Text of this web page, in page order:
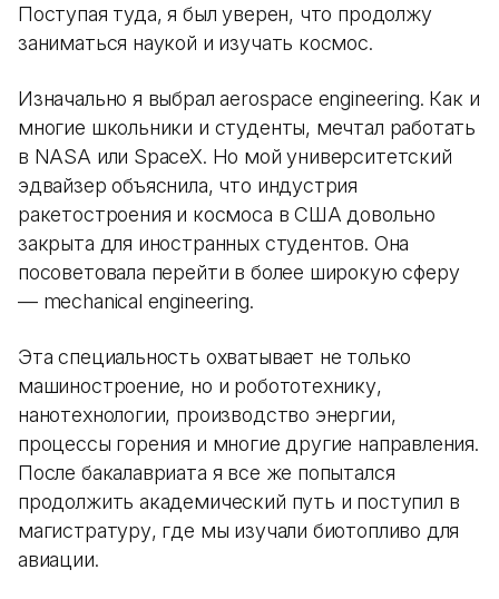
Поступая туда, я был уверен, что продолжу
заниматься наукой и изучать космос.
Изначально я выбрал aerospace engineering. Как и
многие школьники и студенты, мечтал работать
в NASA или SpaceX. Но мой университетский
эдвайзер объяснила, что индустрия
ракетостроения и космоса в США довольно
закрыта для иностранных студентов. Она
посоветовала перейти в более широкую сферу
— mechanical engineering.
Эта специальность охватывает не только
машиностроение, но и робототехнику,
нанотехнологии, производство энергии,
процессы горения и многие другие направления.
После бакалавриата я все же попытался
продолжить академический путь и поступил в
магистратуру, где мы изучали биотопливо для
авиации.